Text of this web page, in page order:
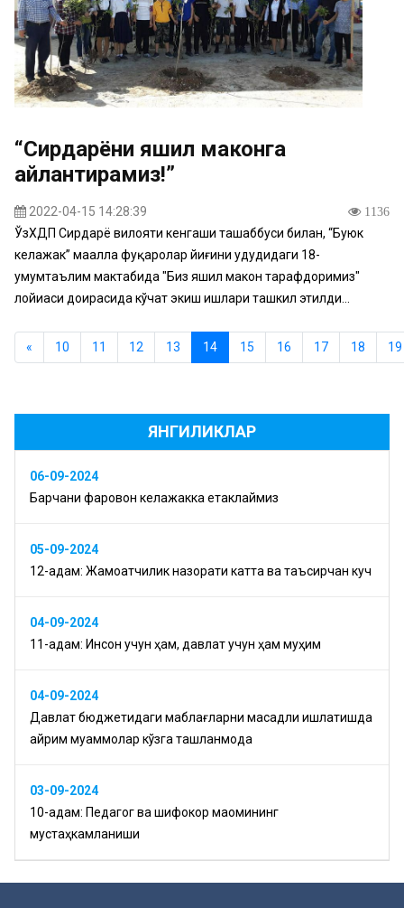
“Сирдарёни яшил маконга
айлантирамиз!”
2022-04-15 14:28:39 1136
ЎзХДП Сирдарё вилояти кенгаши ташаббуси билан, “Буюк
келажак” маҳалла фуқаролар йиғини ҳудудидаги 18-
умумтаълим мактабида "Биз яшил макон тарафдоримиз"
лойиҳаси доирасида кўчат экиш ишлари ташкил этилди...
« 10 11 12 13 14 15 16 17 18 19
ЯНГИЛИКЛАР
06-09-2024
Барчани фаровон келажакка етаклаймиз
05-09-2024
12-қадам: Жамоатчилик назорати катта ва таъсирчан куч
04-09-2024
11-қадам: Инсон учун ҳам, давлат учун ҳам муҳим
04-09-2024
Давлат бюджетидаги маблағларни мақсадли ишлатишда
айрим муаммолар кўзга ташланмоқда
03-09-2024
10-қадам: Педагог ва шифокор мақомининг
мустаҳкамланиши